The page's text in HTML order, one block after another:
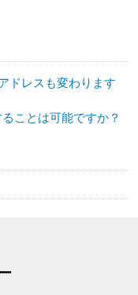
ドレスも変わります
ことは可能ですか？